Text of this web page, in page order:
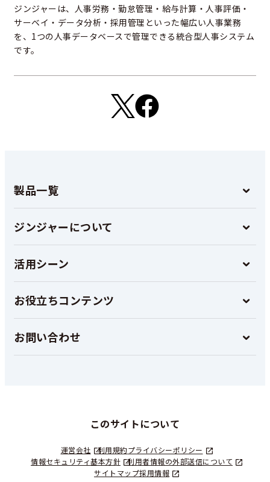
ジンジャーは、人事労務・勤怠管理・給与計算・人事評価・
サーベイ・データ分析・採用管理といった幅広い人事業務
を、1つの人事データベースで管理できる統合型人事システム
です。
製品一覧
ジンジャーについて
活用シーン
お役立ちコンテンツ
お問い合わせ
このサイトについて
運営会社 利用規約プライバシーポリシー
情報セキュリティ基本方針
利用者情報の外部送信について
サイトマップ採用情報